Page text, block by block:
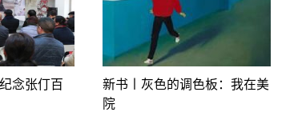
念张仃百
新书丨灰色的调色板：我在美
院